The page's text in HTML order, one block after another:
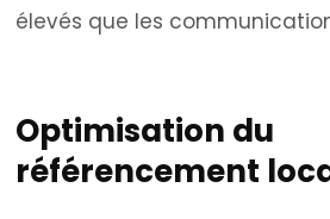
élevés que les
Optimisation du
référencement